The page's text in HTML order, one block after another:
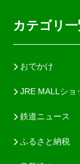
カテゴリ一
おでかけ
JRE MALLショ
鉄道ニュース
ふるさと納税